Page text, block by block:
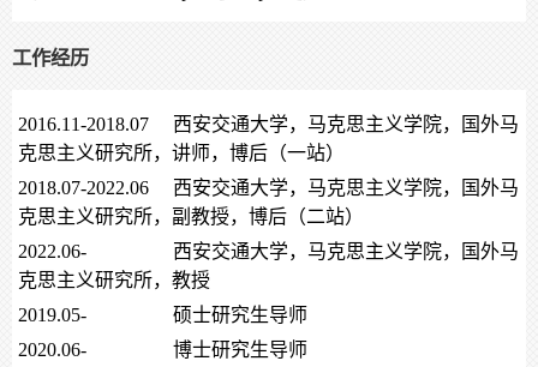
工作经历
2016.11-2018.07 西安交通大学，马克思主义学院，国外马
克思主义研究所，讲师，博后（一站）
2018.07-2022.06 西安交通大学，马克思主义学院，国外马
克思主义研究所，副教授，博后（二站）
2022.06- 西安交通大学，马克思主义学院，国外马
克思主义研究所，教授
2019.05- 硕士研究生导师
2020.06- 博士研究生导师